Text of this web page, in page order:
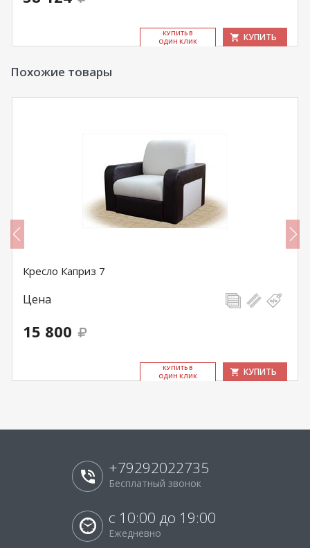
КУ­ПИТЬ В
ОДИН КЛИК
КУПИТЬ
Похожие товары
Кресло Каприз 7
Цена
15 800
КУ­ПИТЬ В
ОДИН КЛИК
КУПИТЬ
+79292022735
Бесплатный звонок
с 10:00 до 19:00
Ежедневно